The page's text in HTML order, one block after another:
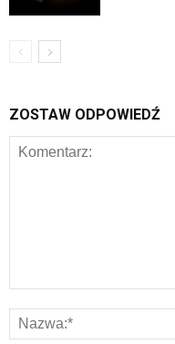
ZOSTAW ODPOWIEDŹ